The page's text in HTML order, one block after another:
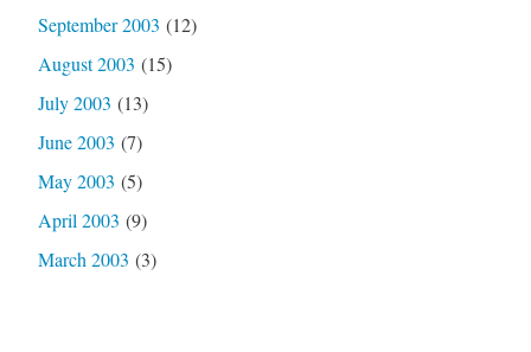
September 2003 (12)
August 2003 (15)
July 2003 (13)
June 2003 (7)
May 2003 (5)
April 2003 (9)
March 2003 (3)